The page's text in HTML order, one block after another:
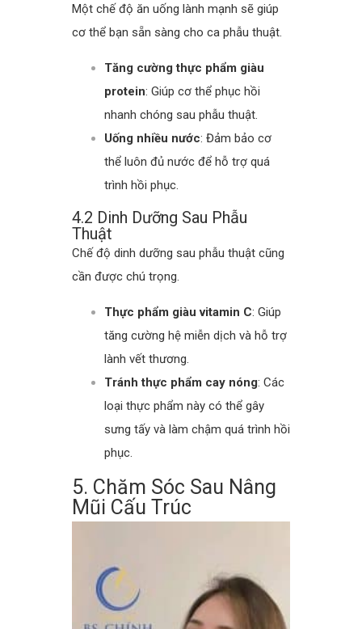
Một chế độ ăn uống lành mạnh sẽ giúp
cơ thể bạn sẵn sàng cho ca phẫu thuật.
Tăng cường thực phẩm giàu
protein: Giúp cơ thể phục hồi
nhanh chóng sau phẫu thuật.
Uống nhiều nước: Đảm bảo cơ
thể luôn đủ nước để hỗ trợ quá
trình hồi phục.
4.2 Dinh Dưỡng Sau Phẫu
Thuật
Chế độ dinh dưỡng sau phẫu thuật cũng
cần được chú trọng.
Thực phẩm giàu vitamin C: Giúp
tăng cường hệ miễn dịch và hỗ trợ
lành vết thương.
Tránh thực phẩm cay nóng: Các
loại thực phẩm này có thể gây
sưng tấy và làm chậm quá trình hồi
phục.
5. Chăm Sóc Sau Nâng
Mũi Cấu Trúc